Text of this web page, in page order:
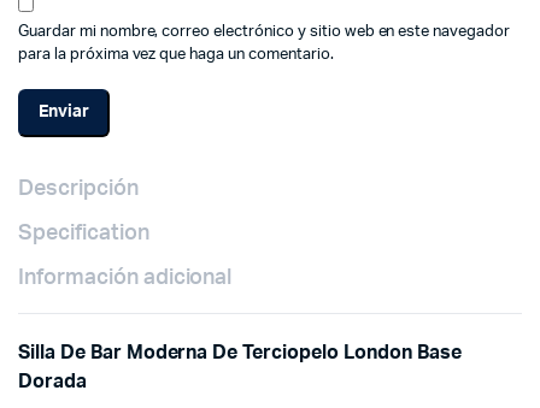
Guardar mi nombre, correo electrónico y sitio web en este navegador
para la próxima vez que haga un comentario.
Descripción
Specification
Información adicional
Silla De Bar Moderna De Terciopelo London Base
Dorada